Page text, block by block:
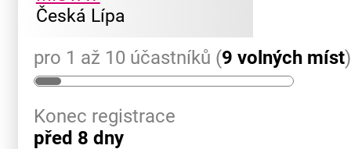
Česká Lípa
pro 1 až 10 účastníků (9 volných míst)
Konec registrace
před 8 dny